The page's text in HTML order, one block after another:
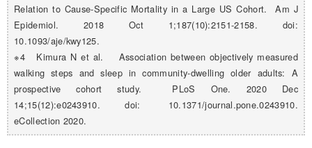
Relation to Cause-Specific Mortality in a Large US Cohort. Am J
Epidemiol. 2018 Oct 1;187(10):2151-2158. doi:
10.1093/aje/kwy125.
※4 Kimura N et al. Association between objectively measured
walking steps and sleep in community-dwelling older adults: A
prospective cohort study. PLoS One. 2020 Dec
14;15(12):e0243910. doi: 10.1371/journal.pone.0243910.
eCollection 2020.